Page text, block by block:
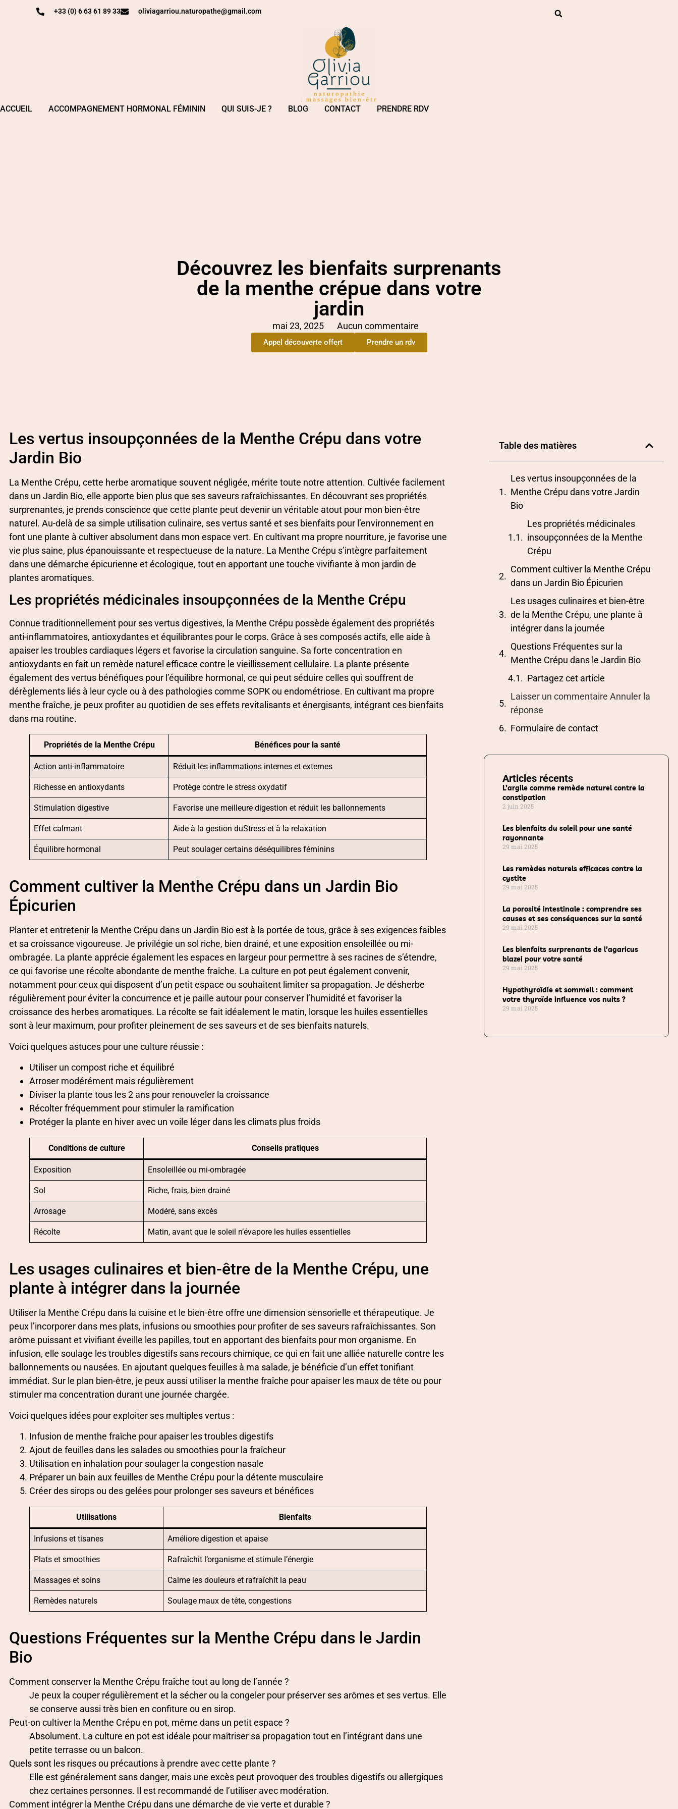
+33 (0) 6 63 61 89 33 oliviagarriou.naturopathe@gmail.com
ACCUEIL ACCOMPAGNEMENT HORMONAL FÉMININ QUI SUIS-JE ? BLOG CONTACT PRENDRE RDV
Découvrez les bienfaits surprenants
de la menthe crépue dans votre
jardin
mai 23, 2025 Aucun commentaire
Appel découverte offert Prendre un rdv
Les vertus insoupçonnées de la Menthe Crépu dans votre
Jardin Bio
La Menthe Crépu, cette herbe aromatique souvent négligée, mérite toute notre attention. Cultivée facilement
dans un Jardin Bio, elle apporte bien plus que ses saveurs rafraîchissantes. En découvrant ses propriétés
surprenantes, je prends conscience que cette plante peut devenir un véritable atout pour mon bien-être
naturel. Au-delà de sa simple utilisation culinaire, ses vertus santé et ses bienfaits pour l’environnement en
font une plante à cultiver absolument dans mon espace vert. En cultivant ma propre nourriture, je favorise une
vie plus saine, plus épanouissante et respectueuse de la nature. La Menthe Crépu s’intègre parfaitement
dans une démarche épicurienne et écologique, tout en apportant une touche vivifiante à mon jardin de
plantes aromatiques.
Les propriétés médicinales insoupçonnées de la Menthe Crépu
Connue traditionnellement pour ses vertus digestives, la Menthe Crépu possède également des propriétés
anti-inflammatoires, antioxydantes et équilibrantes pour le corps. Grâce à ses composés actifs, elle aide à
apaiser les troubles cardiaques légers et favorise la circulation sanguine. Sa forte concentration en
antioxydants en fait un remède naturel efficace contre le vieillissement cellulaire. La plante présente
également des vertus bénéfiques pour l’équilibre hormonal, ce qui peut séduire celles qui souffrent de
dérèglements liés à leur cycle ou à des pathologies comme SOPK ou endométriose. En cultivant ma propre
menthe fraîche, je peux profiter au quotidien de ses effets revitalisants et énergisants, intégrant ces bienfaits
dans ma routine.
Propriétés de la Menthe Crépu Bénéfices pour la santé
Action anti-inflammatoire Réduit les inflammations internes et externes
Richesse en antioxydants Protège contre le stress oxydatif
Stimulation digestive Favorise une meilleure digestion et réduit les ballonnements
Effet calmant Aide à la gestion duStress et à la relaxation
Équilibre hormonal Peut soulager certains déséquilibres féminins
Comment cultiver la Menthe Crépu dans un Jardin Bio
Épicurien
Planter et entretenir la Menthe Crépu dans un Jardin Bio est à la portée de tous, grâce à ses exigences faibles
et sa croissance vigoureuse. Je privilégie un sol riche, bien drainé, et une exposition ensoleillée ou mi-
ombragée. La plante apprécie également les espaces en largeur pour permettre à ses racines de s’étendre,
ce qui favorise une récolte abondante de menthe fraîche. La culture en pot peut également convenir,
notamment pour ceux qui disposent d’un petit espace ou souhaitent limiter sa propagation. Je désherbe
régulièrement pour éviter la concurrence et je paille autour pour conserver l’humidité et favoriser la
croissance des herbes aromatiques. La récolte se fait idéalement le matin, lorsque les huiles essentielles
sont à leur maximum, pour profiter pleinement de ses saveurs et de ses bienfaits naturels.
Voici quelques astuces pour une culture réussie :
Utiliser un compost riche et équilibré
Arroser modérément mais régulièrement
Diviser la plante tous les 2 ans pour renouveler la croissance
Récolter fréquemment pour stimuler la ramification
Protéger la plante en hiver avec un voile léger dans les climats plus froids
Conditions de culture Conseils pratiques
Exposition Ensoleillée ou mi-ombragée
Sol Riche, frais, bien drainé
Arrosage Modéré, sans excès
Récolte Matin, avant que le soleil n’évapore les huiles essentielles
Les usages culinaires et bien-être de la Menthe Crépu, une
plante à intégrer dans la journée
Utiliser la Menthe Crépu dans la cuisine et le bien-être offre une dimension sensorielle et thérapeutique. Je
peux l’incorporer dans mes plats, infusions ou smoothies pour profiter de ses saveurs rafraîchissantes. Son
arôme puissant et vivifiant éveille les papilles, tout en apportant des bienfaits pour mon organisme. En
infusion, elle soulage les troubles digestifs sans recours chimique, ce qui en fait une alliée naturelle contre les
ballonnements ou nausées. En ajoutant quelques feuilles à ma salade, je bénéficie d’un effet tonifiant
immédiat. Sur le plan bien-être, je peux aussi utiliser la menthe fraîche pour apaiser les maux de tête ou pour
stimuler ma concentration durant une journée chargée.
Voici quelques idées pour exploiter ses multiples vertus :
Infusion de menthe fraîche pour apaiser les troubles digestifs
Ajout de feuilles dans les salades ou smoothies pour la fraîcheur
Utilisation en inhalation pour soulager la congestion nasale
Préparer un bain aux feuilles de Menthe Crépu pour la détente musculaire
Créer des sirops ou des gelées pour prolonger ses saveurs et bénéfices
Utilisations Bienfaits
Infusions et tisanes Améliore digestion et apaise
Plats et smoothies Rafraîchit l’organisme et stimule l’énergie
Massages et soins Calme les douleurs et rafraîchit la peau
Remèdes naturels Soulage maux de tête, congestions
Questions Fréquentes sur la Menthe Crépu dans le Jardin
Bio
Comment conserver la Menthe Crépu fraîche tout au long de l’année ?
Je peux la couper régulièrement et la sécher ou la congeler pour préserver ses arômes et ses vertus. Elle
se conserve aussi très bien en confiture ou en sirop.
Peut-on cultiver la Menthe Crépu en pot, même dans un petit espace ?
Absolument. La culture en pot est idéale pour maîtriser sa propagation tout en l’intégrant dans une
petite terrasse ou un balcon.
Quels sont les risques ou précautions à prendre avec cette plante ?
Elle est généralement sans danger, mais une excès peut provoquer des troubles digestifs ou allergiques
chez certaines personnes. Il est recommandé de l’utiliser avec modération.
Comment intégrer la Menthe Crépu dans une démarche de vie verte et durable ?
Table des matières
Les vertus insoupçonnées de la
Menthe Crépu dans votre Jardin
Bio
Les propriétés médicinales
insoupçonnées de la Menthe
Crépu
Comment cultiver la Menthe Crépu
dans un Jardin Bio Épicurien
Les usages culinaires et bien-être
de la Menthe Crépu, une plante à
intégrer dans la journée
Questions Fréquentes sur la
Menthe Crépu dans le Jardin Bio
Partagez cet article
Laisser un commentaire Annuler la
réponse
Formulaire de contact
Articles récents
L’argile comme remède naturel contre la
constipation
2 juin 2025
Les bienfaits du soleil pour une santé
rayonnante
29 mai 2025
Les remèdes naturels efficaces contre la
cystite
29 mai 2025
La porosité intestinale : comprendre ses
causes et ses conséquences sur la santé
29 mai 2025
Les bienfaits surprenants de l’agaricus
blazei pour votre santé
29 mai 2025
Hypothyroïdie et sommeil : comment
votre thyroïde influence vos nuits ?
29 mai 2025